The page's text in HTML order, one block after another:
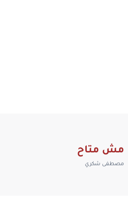
مش متاح
مصطفى شكري